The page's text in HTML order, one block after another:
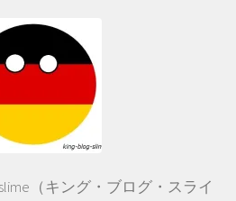
（キング・ブログ・スライ